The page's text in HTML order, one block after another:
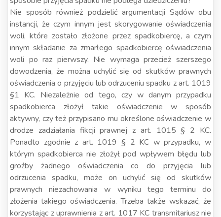
Nie sposób również podzielić argumentacji Sądów obu
instancji, że czym innym jest skorygowanie oświadczenia
woli, które zostało złożone przez spadkobiercę, a czym
innym składanie za zmarłego spadkobiercę oświadczenia
woli po raz pierwszy. Nie wymaga przecież szerszego
dowodzenia, że można uchylić się od skutków prawnych
oświadczenia o przyjęciu lub odrzuceniu spadku z art. 1019
§1 KC. Niezależnie od tego, czy w danym przypadku
spadkobierca złożył takie oświadczenie w sposób
aktywny, czy też przypisano mu określone oświadczenie w
drodze zadziałania fikcji prawnej z art. 1015 § 2 KC.
Ponadto zgodnie z art. 1019 § 2 KC w przypadku, w
którym spadkobierca nie złożył pod wpływem błędu lub
groźby żadnego oświadczenia co do przyjęcia lub
odrzucenia spadku, może on uchylić się od skutków
prawnych niezachowania w wyniku tego terminu do
złożenia takiego oświadczenia. Trzeba także wskazać, że
korzystając z uprawnienia z art. 1017 KC transmitariusz nie